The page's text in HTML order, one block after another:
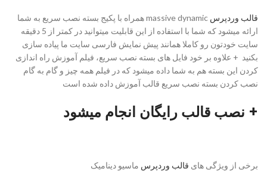
قالب وردپرس
massive dynamic همراه با پکیج بسته نصب سریع به شما
ارائه میشود که شما با استفاده از این قابلیت میتوانید در کمتر از 5 دقیقه
سایت خودتون رو کاملا همانند پیش نمایش فارسی سایت ما پیاده سازی
بکنید + علاوه بر خود فایل های بسته نصب سریع، فیلم آموزش راه اندازی
کردن این بسته هم به شما داده میشود که در فیلم همه چیز و گام به گام
نصب کردن بسته نصب سریع قالب آموزش داده شده است
+ نصب قالب رایگان انجام میشود
برخی از ویژگی های قالب وردپرس ماسیو دینامیک